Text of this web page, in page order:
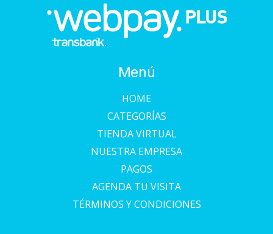
Menú
HOME
CATEGORÍAS
TIENDA VIRTUAL
NUESTRA EMPRESA
PAGOS
AGENDA TU VISITA
TÉRMINOS Y CONDICIONES